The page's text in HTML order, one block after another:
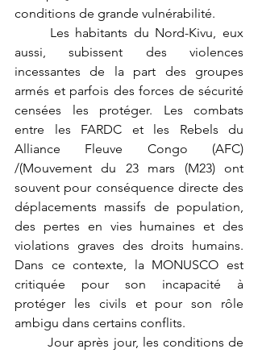
conditions de grande vulnérabilité.
aussi, subissent des violences
incessantes de la part des groupes
armés et parfois des forces de sécurité
censées les protéger. Les combats
entre les FARDC et les Rebels du
Alliance Fleuve Congo (AFC)
/(Mouvement du 23 mars (M23) ont
souvent pour conséquence directe des
déplacements massifs de population,
des pertes en vies humaines et des
violations graves des droits humains.
Dans ce contexte, la MONUSCO est
critiquée pour son incapacité à
protéger les civils et pour son rôle
ambigu dans certains conflits.
	Jour après jour, les conditions de